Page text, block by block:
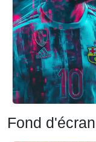
Fond